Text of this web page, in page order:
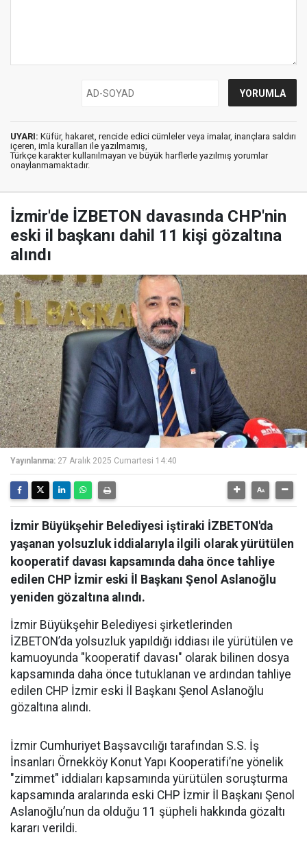
UYARI: Küfür, hakaret, rencide edici cümleler veya imalar, inançlara saldırı
içeren, imla kuralları ile yazılmamış,
Türkçe karakter kullanılmayan ve büyük harflerle yazılmış yorumlar
onaylanmamaktadır.
İzmir'de İZBETON davasında CHP'nin
eski il başkanı dahil 11 kişi gözaltına
alındı
Yayınlanma: 27 Aralık 2025 Cumartesi 14:40
İzmir Büyükşehir Belediyesi iştiraki İZBETON'da
yaşanan yolsuzluk iddialarıyla ilgili olarak yürütülen
kooperatif davası kapsamında daha önce tahliye
edilen CHP İzmir eski İl Başkanı Şenol Aslanoğlu
yeniden gözaltına alındı.
İzmir Büyükşehir Belediyesi şirketlerinden
İZBETON’da yolsuzluk yapıldığı iddiası ile yürütülen ve
kamuoyunda "kooperatif davası" olarak bilinen dosya
kapsamında daha önce tutuklanan ve ardından tahliye
edilen CHP İzmir eski İl Başkanı Şenol Aslanoğlu
gözaltına alındı.
İzmir Cumhuriyet Başsavcılığı tarafından S.S. İş
İnsanları Örnekköy Konut Yapı Kooperatifi’ne yönelik
"zimmet" iddiaları kapsamında yürütülen soruşturma
kapsamında aralarında eski CHP İzmir İl Başkanı Şenol
Aslanoğlu’nun da olduğu 11 şüpheli hakkında gözaltı
kararı verildi.